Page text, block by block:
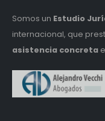
Somos un Estudio
internacional, que
asistencia concreta